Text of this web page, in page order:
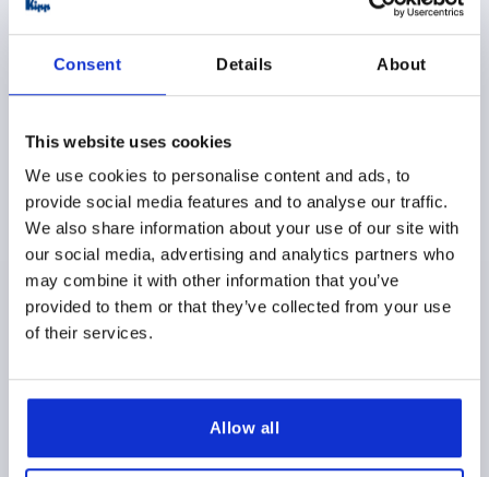
Consent Details About
This website uses cookies
We use cookies to personalise content and ads, to
provide social media features and to analyse our traffic.
We also share information about your use of our site with
our social media, advertising and analytics partners who
may combine it with other information that you’ve
provided to them or that they’ve collected from your use
of their services.
Allow all
K0492 R
CASQUILLO REDUCTOR PARA TUBOS REDONDOS
A=16,25, B=18, TERMOPLÁSTICO NEGRO
DIÁMETRO INTERIOR=16,25
VERSIÓN 2=PARA TUBOS REDONDOS
DIÁMETRO EXTERIOR=18
C=2,5 D=11,9 E=2,4 L=30
Referencia: K0492.01816
2,18 $